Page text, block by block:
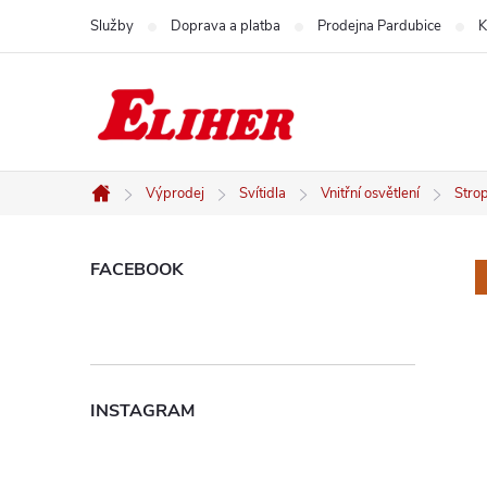
Služby Doprava a platba Prodejna Pardubice
Domů
Výprodej Svítidla Vnitřní osvětlení
P
s
FACEBOOK
INSTAGRAM